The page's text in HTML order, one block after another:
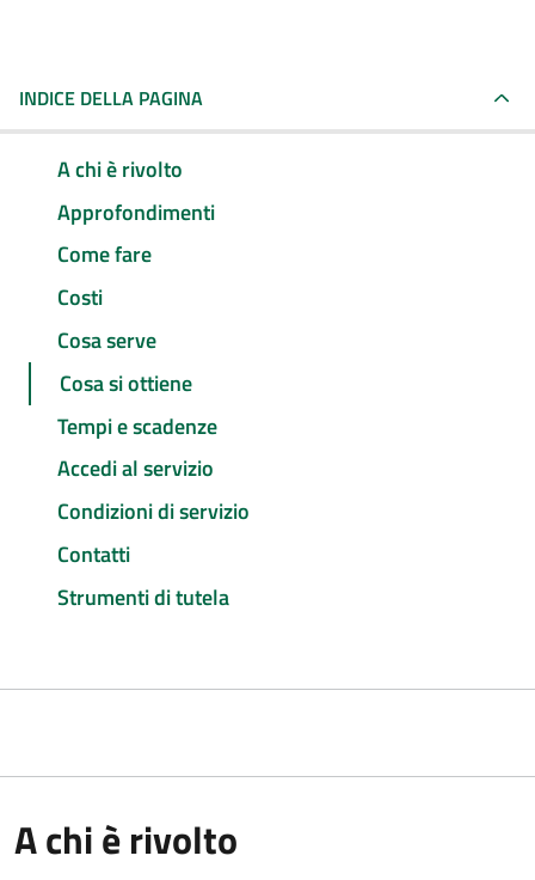
INDICE DELLA PAGINA
A chi è rivolto
Approfondimenti
Come fare
Costi
Cosa serve
Cosa si ottiene
Tempi e scadenze
Accedi al servizio
Condizioni di servizio
Contatti
Strumenti di tutela
A chi è rivolto